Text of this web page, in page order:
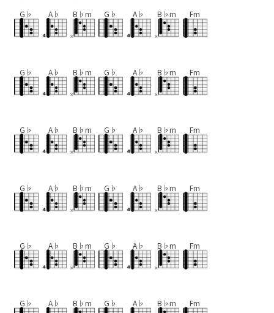
G♭ A♭ B♭m G♭ A♭ B♭m Fm
G♭ A♭ B♭m G♭ A♭ B♭m Fm
G♭ A♭ B♭m G♭ A♭ B♭m Fm
G♭ A♭ B♭m G♭ A♭ B♭m Fm
G♭ A♭ B♭m G♭ A♭ B♭m Fm
G♭ A♭ B♭m G♭ A♭ B♭m Fm